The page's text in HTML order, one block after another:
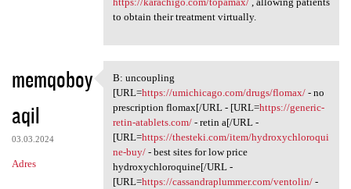
to obtain their treatment virtually.
memqoboy
aqil
03.03.2024
Adres
B: uncoupling [URL=https:/
B: uncoupling
[URL=https://umichicago.com/drugs/flomax/- no
prescription flomax[/URL - [URL=https://generic-
retin-atablets.com/- retin a[/URL -
[URL=https://thesteki.com/item/hydroxychloroqui
ne-buy/- best sites for low price
hydroxychloroquine[/URL -
[URL=https://cassandraplummer.com/ventolin/-